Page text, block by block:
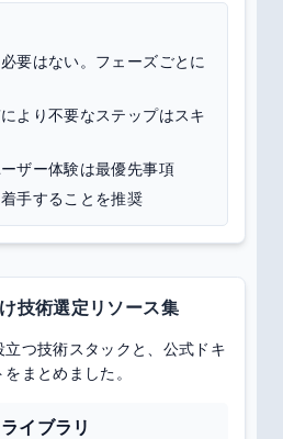
要はない。フェーズごとに
より不要なステップはスキ
ザー体験は最優先事項
手することを推奨
技術選定リソース集
つ技術スタックと、公式ドキ
をまとめました。
イブラリ